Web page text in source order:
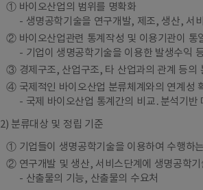
① 바이오산업의 범위를 명확화
생명공학기술을 연구개발, 제조, 생산, 서
② 바이오산업관련 통계작성 및 이용기관이 통
기업이 생명공학기술을 이용한 발생수익
③ 경제구조, 산업구조, 타 산업과의 관계 등의
④ 국제적인 바이오산업 분류체계와의 연계성
국제 바이오산업 통계간의 비교․분석기반
2) 분류대상 및 정립 기준
① 기업들이 생명공학기술을 이용하여 수행하
② 연구개발 및 생산, 서비스단계에 생명공학
산출물의 기능, 산출물의 수요처